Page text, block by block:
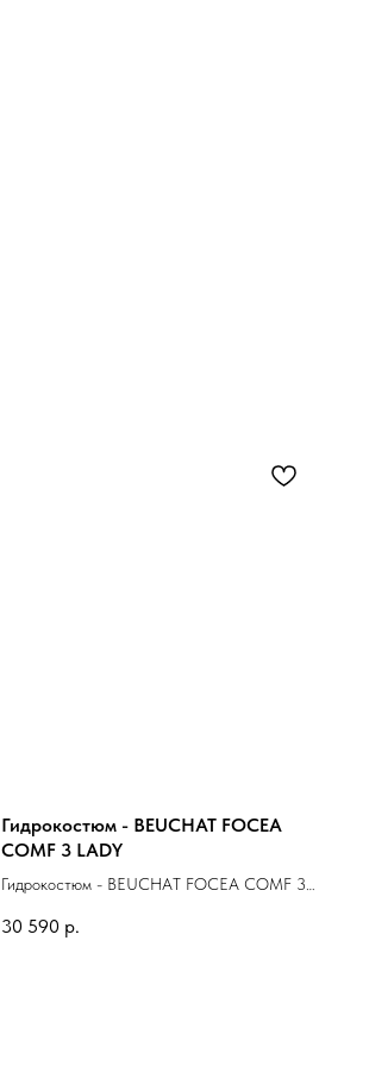
Гидрокостюм - BEUCHAT FOCEA
COMF 3 LADY
Гидрокостюм - BEUCHAT FOCEA COMF 3
30 590 р.